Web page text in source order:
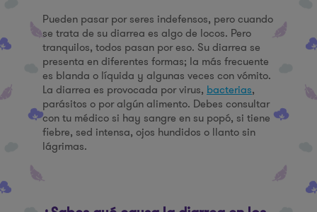
Pueden pasar por seres indefensos, pero cuando
se trata de su diarrea es algo de locos. Pero
tranquilos, todos pasan por eso. Su diarrea se
presenta en diferentes formas; la más frecuente
es blanda o líquida y algunas veces con vómito.
La diarrea es provocada por virus, bacterias,
parásitos o por algún alimento. Debes consultar
con tu médico si hay sangre en su popó, si tiene
fiebre, sed intensa, ojos hundidos o llanto sin
lágrimas.